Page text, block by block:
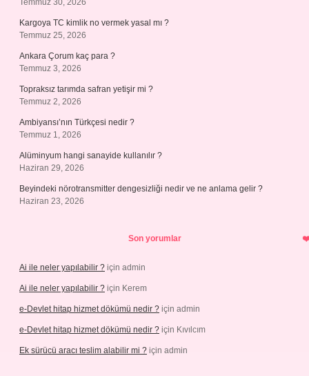
Temmuz 30, 2026
Kargoya TC kimlik no vermek yasal mı ?
Temmuz 25, 2026
Ankara Çorum kaç para ?
Temmuz 3, 2026
Topraksız tarımda safran yetişir mi ?
Temmuz 2, 2026
Ambiyansı’nın Türkçesi nedir ?
Temmuz 1, 2026
Alüminyum hangi sanayide kullanılır ?
Haziran 29, 2026
Beyindeki nörotransmitter dengesizliği nedir ve ne anlama gelir ?
Haziran 23, 2026
Son yorumlar
Ai ile neler yapılabilir ? için admin
Ai ile neler yapılabilir ? için Kerem
e-Devlet hitap hizmet dökümü nedir ? için admin
e-Devlet hitap hizmet dökümü nedir ? için Kıvılcım
Ek sürücü aracı teslim alabilir mi ? için admin